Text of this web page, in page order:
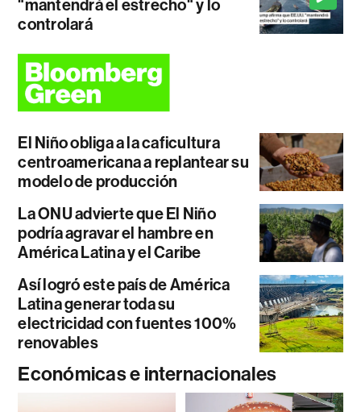
"mantendrá el estrecho" y lo
controlará
El Niño obliga a la caficultura
centroamericana a replantear su
modelo de producción
La ONU advierte que El Niño
podría agravar el hambre en
América Latina y el Caribe
Así logró este país de América
Latina generar toda su
electricidad con fuentes 100%
renovables
Económicas e internacionales